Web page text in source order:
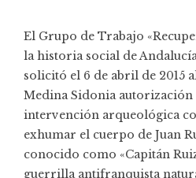
El Grupo de Trabajo
la historia social de
solicitó el 6 de abril de 2015
Medina Sidonia
intervención arqueológica
exhumar el cuerpo de Juan
conocido como «Capitán
guerrilla antifranquista